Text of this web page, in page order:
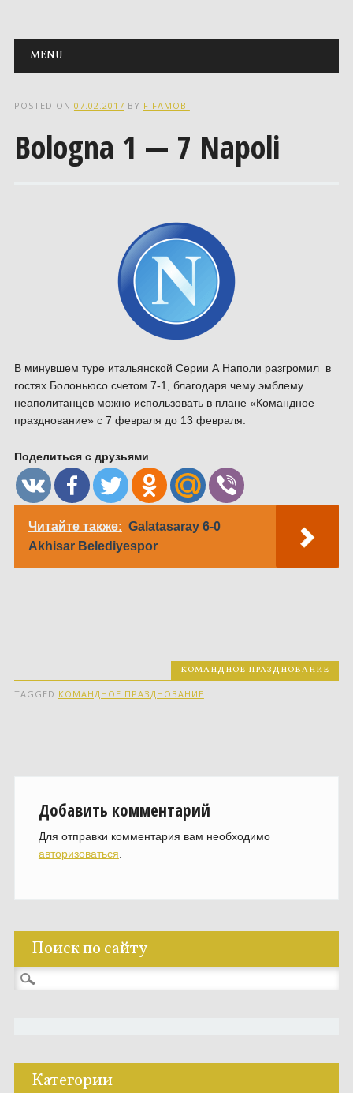
Main menu
Skip to content
MENU
POSTED ON 07.02.2017 BY FIFAMOBI
Bologna 1 — 7 Napoli
В минувшем туре итальянской Серии А Наполи разгромил в
гостях Болоньюсо счетом 7-1, благодаря чему эмблему
неаполитанцев можно использовать в плане «Командное
празднование» с 7 февраля до 13 февраля.
Поделиться с друзьями
Читайте также: Galatasaray 6-0
Akhisar Belediyespor
КОМАНДНОЕ ПРАЗДНОВАНИЕ
TAGGED КОМАНДНОЕ ПРАЗДНОВАНИЕ
Добавить комментарий
Для отправки комментария вам необходимо
авторизоваться
Поиск по сайту
Найти:
Категории